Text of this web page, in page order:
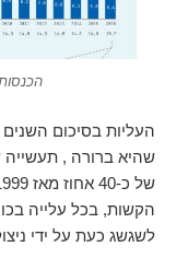
שהיא ברורה ,
הקשות, בכל עלייה
לשגשג כעת על ידי